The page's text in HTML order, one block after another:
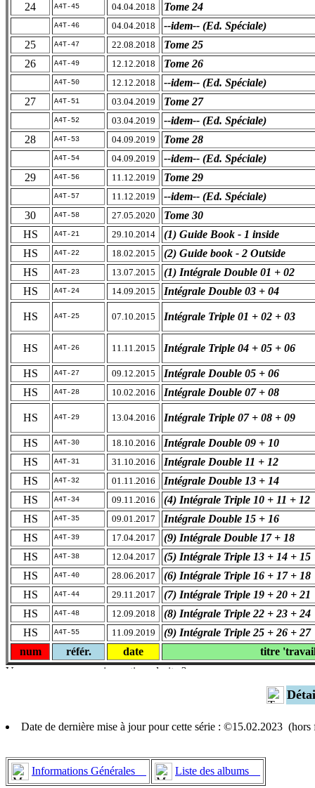
24
A4T-45 04.04.2018 Tome 24
A4T-46 04.04.2018
--idem-- (Ed. Spéciale)
25
A4T-47 22.08.2018
Tome 25
26
A4T-49 12.12.2018 Tome 26
A4T-50 12.12.2018
--idem-- (Ed. Spéciale)
27
A4T-51 03.04.2019 Tome 27
A4T-52 03.04.2019
--idem-- (Ed. Spéciale)
28
A4T-53 04.09.2019 Tome 28
A4T-54 04.09.2019
--idem-- (Ed. Spéciale)
29
A4T-56 11.12.2019 Tome 29
A4T-57 11.12.2019
--idem-- (Ed. Spéciale)
30
A4T-58 27.05.2020
Tome 30
HS
A4T-21 29.10.2014
(1) Guide Book - 1 inside
HS
A4T-22 18.02.2015
(2) Guide book - 2 Outside
HS
A4T-23 13.07.2015
(1) Intégrale Double 01 + 02
HS
A4T-24 14.09.2015 Intégrale Double 03 + 04
HS A4T-25 07.10.2015 Intégrale Triple 01 + 02 + 03
HS A4T-26 11.11.2015 Intégrale Triple 04 + 05 + 06
HS A4T-27 09.12.2015
Intégrale Double 05 + 06
HS
A4T-28 10.02.2016 Intégrale Double 07 + 08
HS A4T-29 13.04.2016 Intégrale Triple 07 + 08 + 09
HS A4T-30 18.10.2016
Intégrale Double 09 + 10
HS
A4T-31 31.10.2016
Intégrale Double 11 + 12
HS
A4T-32 01.11.2016
Intégrale Double 13 + 14
HS
A4T-34 09.11.2016
(4) Intégrale Triple 10 + 11 + 12
HS
A4T-35 09.01.2017
Intégrale Double 15 + 16
HS
A4T-39 17.04.2017
(9) Intégrale Double 17 + 18
HS
A4T-38 12.04.2017
(5) Intégrale Triple 13 + 14 + 15
HS
A4T-40 28.06.2017
(6) Intégrale Triple 16 + 17 + 18
HS
A4T-44 29.11.2017
(7) Intégrale Triple 19 + 20 + 21
HS
A4T-48 12.09.2018
(8) Intégrale Triple 22 + 23 + 24
HS
A4T-55 11.09.2019
(9) Intégrale Triple 25 + 26 + 27
num
référ. date titre
Date de dernière mise à jour pour cette série : ©15.02.2023 (hors
Informations Générales Liste des albums